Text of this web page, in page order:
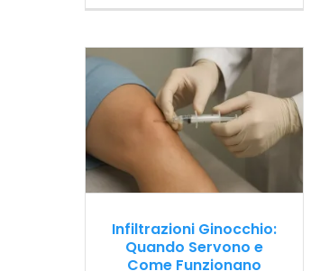
Infiltrazioni Ginocchio:
Quando Servono e
Come Funzionano